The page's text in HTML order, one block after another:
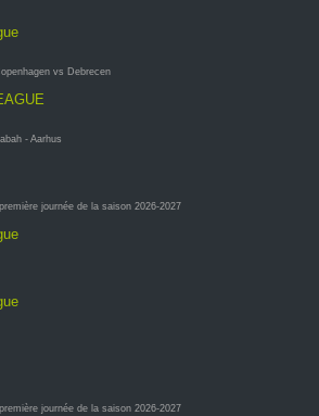
vs Debrecen
- Aarhus
journée de la saison 2026-2027
journée de la saison 2026-2027